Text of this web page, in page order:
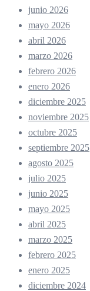
junio 2026
mayo 2026
abril 2026
marzo 2026
febrero 2026
enero 2026
diciembre 2025
noviembre 2025
octubre 2025
septiembre 2025
agosto 2025
julio 2025
junio 2025
mayo 2025
abril 2025
marzo 2025
febrero 2025
enero 2025
diciembre 2024